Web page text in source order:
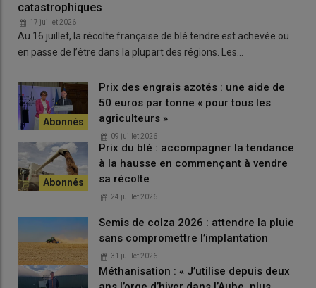
Grégory Véricel, ingénieur en fertilisation chez Arvalis, précise
qu’il faut tenir compte de la
horizons de prélèvement 0-30 cm et 30-60 cm pour bien
interpréter les résultats des analyses de reliquats sortie
régions de l’Ouest, peuvent entraîner l’azote dans l’horizon plus
profond, le rendant moins accessible aux cultures. C’est un
élément à prendre en compte dans le calcul des quantités à
apporter.
catastrophiques
17 juillet 2026
Au 16 juillet, la récolte française de blé tendre est achevée ou
en passe de l’être dans la plupart des régions. Les…
Prix des engrais azotés : une aide de
50 euros par tonne « pour tous les
agriculteurs »
09 juillet 2026
Prix du blé : accompagner la tendance
à la hausse en commençant à vendre
sa récolte
24 juillet 2026
Semis de colza 2026 : attendre la pluie
sans compromettre l’implantation
31 juillet 2026
Méthanisation : « J’utilise depuis deux